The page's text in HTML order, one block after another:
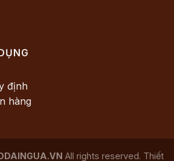
định
hàng
All rights reserved. Thiết